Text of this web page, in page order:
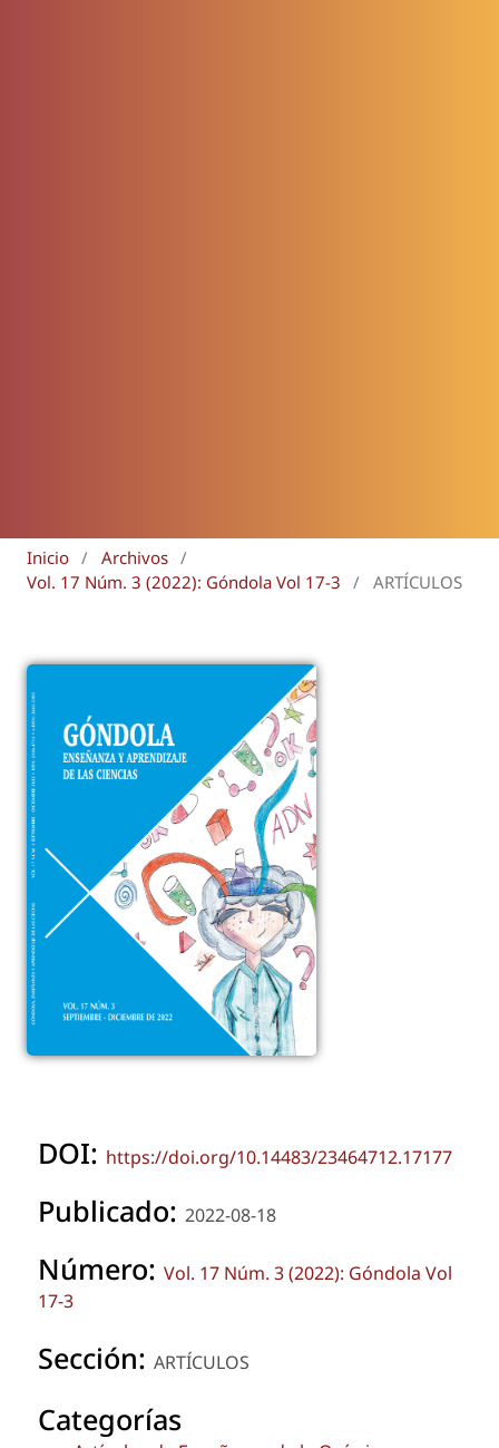
Inicio / Archivos /
Vol. 17 Núm. 3 (2022): Góndola Vol 17-3
/ ARTÍCULOS
DOI: https://doi.org/10.14483/23464712.17177
Publicado: 2022-08-18
Número: Vol. 17 Núm. 3 (2022): Góndola Vol
17-3
Sección: ARTÍCULOS
Categorías